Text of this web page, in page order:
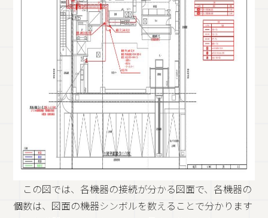
この図では、各機器の接続が分かる図面で、各機器の
個数は、図面の機器シンボルを数えることで分かります